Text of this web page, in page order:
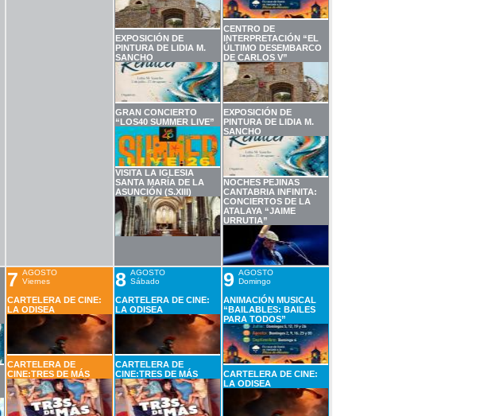
EXPOSICIÓN DE
PINTURA DE LIDIA M.
SANCHO
GRAN CONCIERTO
“LOS40 SUMMER LIVE”
VISITA LA IGLESIA
SANTA MARÍA DE LA
ASUNCIÓN (S.XIII)
CENTRO DE
INTERPRETACIÓN “EL
ÚLTIMO DESEMBARCO
DE CARLOS V”
EXPOSICIÓN DE
PINTURA DE LIDIA M.
SANCHO
NOCHES PEJINAS
CANTABRIA INFINITA:
CONCIERTOS DE LA
ATALAYA “JAIME
URRUTIA”
7 AGOSTO
Viernes
CARTELERA DE CINE:
LA ODISEA
CARTELERA DE
CINE:TRES DE MÁS
8 AGOSTO
Sábado
CARTELERA DE CINE:
LA ODISEA
CARTELERA DE
CINE:TRES DE MÁS
9 AGOSTO
Domingo
ANIMACIÓN MUSICAL
“BAILABLES: BAILES
PARA TODOS”
CARTELERA DE CINE:
LA ODISEA